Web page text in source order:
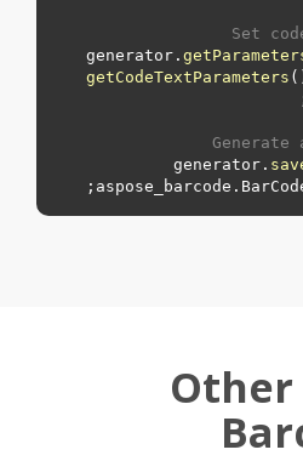
generator.
getCodeTextParameters
generator.
aspose_barcode.